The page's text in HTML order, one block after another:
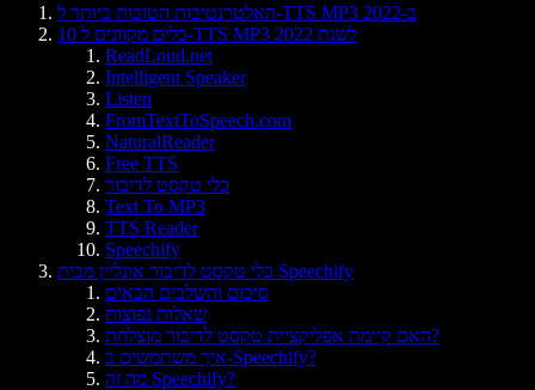
האלטרנטיבות הטובות ביותר ל-TTS MP3 ב-2022
10 כלים מקוונים ל-TTS MP3 לשנת 2022
ReadLoud.net
Intelligent Speaker
Listen
FromTextToSpeech.com
NaturalReader
Free TTS
כלי טקסט לדיבור
Text To MP3
TTS Reader
Speechify
כלי טקסט לדיבור אונליין מבית Speechify
סיכום והשלבים הבאים
שאלות נפוצות
האם קיימת אפליקציית טקסט לדיבור מוצלחת?
איך משתמשים ב-Speechify?
מה זה Speechify?